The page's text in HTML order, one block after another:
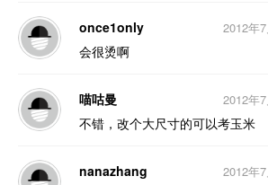
once1only
会很烫啊
2012年
喵咕曼
不错，改个大尺寸的可以考玉米
2012年
nanazhang
2012年